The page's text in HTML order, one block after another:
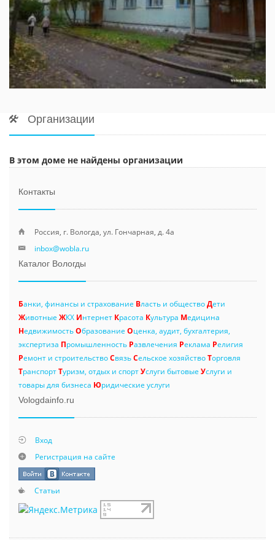
Организации
В этом доме не найдены организации
Контакты
Россия, г. Вологда, ул. Гончарная, д. 4а
inbox@wobla.ru
Каталог Вологды
Банки, финансы и страхование Власть и обществоДети
Животные ЖКХ Интернет Красота Культура Медицина
НедвижимостьОбразование Оценка, аудит, бухгалтерия,
экспертиза Промышленность Развлечения Реклама Религия
Ремонт и строительствоСвязьСельское хозяйствоТорговля
ТранспортТуризм, отдых и спортУслуги бытовые Услуги и
товары для бизнеса Юридические услуги
Vologdainfo.ru
Вход
Регистрация на сайте
Статьи